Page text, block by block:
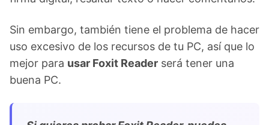
Sin embargo, también tiene el problema de hacer
uso excesivo de los recursos de tu PC, así que lo
mejor para usar Foxit Reader será tener una
buena PC.